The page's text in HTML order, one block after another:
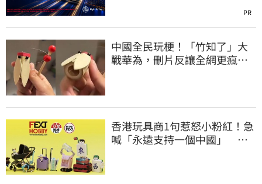
PR
中國全民玩梗！「竹知了」大
戰華為，刪片反讓全網更瘋
香港玩具商1句惹怒小粉紅！急
喊「永遠支持一個中國」 慘